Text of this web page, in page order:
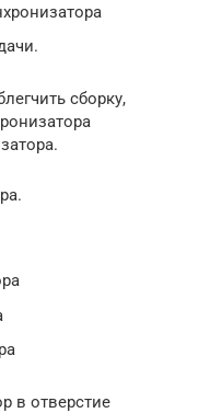
сборку,
в отверстие